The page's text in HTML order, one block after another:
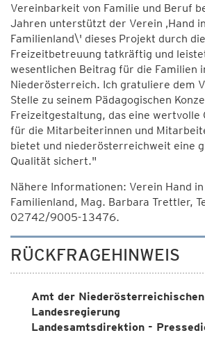
Vereinbarkeit von Familie und Beruf
Jahren unterstützt der Verein ‚Hand
Familienland\' dieses Projekt durch
Freizeitbetreuung tatkräftig und
wesentlichen Beitrag für die Familien
Niederösterreich. Ich gratuliere dem
Stelle zu seinem Pädagogischen
Freizeitgestaltung, das eine wertvolle
für die Mitarbeiterinnen und
bietet und niederösterreichweit eine
Qualität sichert."
Nähere Informationen: Verein Hand in
Familienland, Mag. Barbara Trettler,
02742/9005-13476.
RÜCKFRAGEHINWEIS
Amt der Niederösterreichischen
Landesregierung
Landesamtsdirektion -